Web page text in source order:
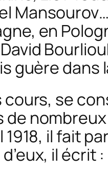
en
David
guère
se
de
1918, il fait
il écrit :